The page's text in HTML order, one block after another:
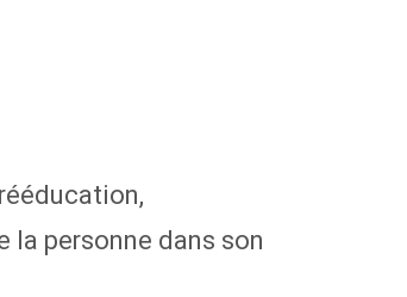
la personne dans son